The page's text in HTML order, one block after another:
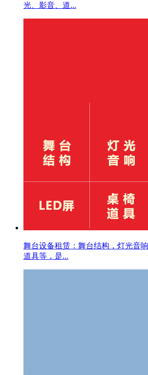
光、影音、道...
舞台设备租赁：舞台结构，灯光音
道具等，是...